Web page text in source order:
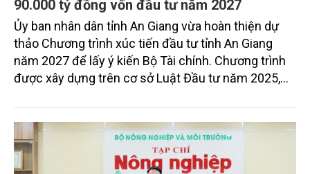
90.000 tỷ đồng vốn đầu tư năm 2027
Ủy ban nhân dân tỉnh An Giang vừa hoàn thiện dự
thảo Chương trình xúc tiến đầu tư tỉnh An Giang
năm 2027 để lấy ý kiến Bộ Tài chính. Chương trình
được xây dựng trên cơ sở Luật Đầu tư năm 2025,
Thông tư số 55/2026/TT-BTC của Bộ Tài chính, với
mục tiêu thu hút mạnh mẽ các nguồn lực đầu tư
trong và ngoài nước, tạo động lực phát triển kinh tế
theo hướng xanh, bền vững và thích ứng với biến